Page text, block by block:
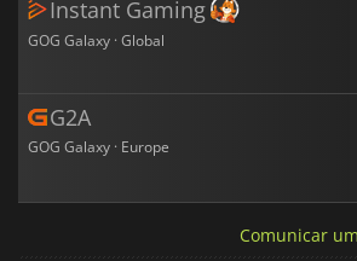
Instant Gaming
GOG Galaxy · Global
G2A
GOG Galaxy · Europe
Comunicar